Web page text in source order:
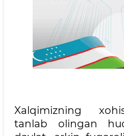
Xalqimizning
tanlab olingan